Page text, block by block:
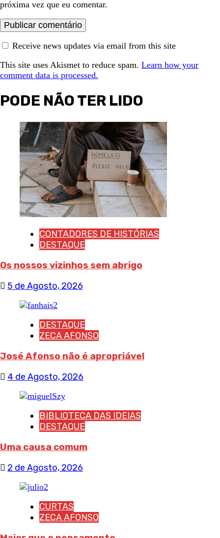
próxima vez que eu comentar.
Receive news updates via email from this site
This site uses Akismet to reduce spam. Learn how your
comment data is processed.
PODE NÃO TER LIDO
CONTADORES DE HISTÓRIAS
DESTAQUE
Os nossos vizinhos sem abrigo
5 de Agosto, 2026
DESTAQUE
ZECA AFONSO
José Afonso não é apropriável
4 de Agosto, 2026
BIBLIOTECA DAS IDEIAS
DESTAQUE
Uma causa comum
2 de Agosto, 2026
CURTAS
ZECA AFONSO